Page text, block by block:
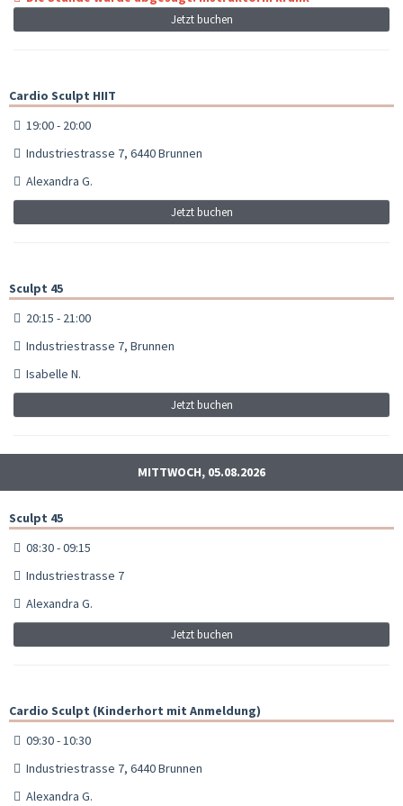
Jetzt buchen
Cardio Sculpt HIIT
19:00 - 20:00
Industriestrasse 7, 6440 Brunnen
Alexandra G.
Jetzt buchen
Sculpt 45
20:15 - 21:00
Industriestrasse 7, Brunnen
Isabelle N.
Jetzt buchen
MITTWOCH, 05.08.2026
Sculpt 45
08:30 - 09:15
Industriestrasse 7
Alexandra G.
Jetzt buchen
Cardio Sculpt (Kinderhort mit Anmeldung)
09:30 - 10:30
Industriestrasse 7, 6440 Brunnen
Alexandra G.